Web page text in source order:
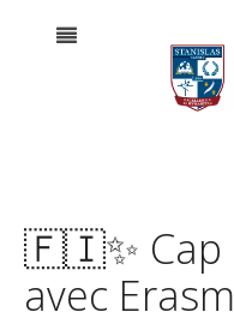
🇫🇮✨ Cap
avec